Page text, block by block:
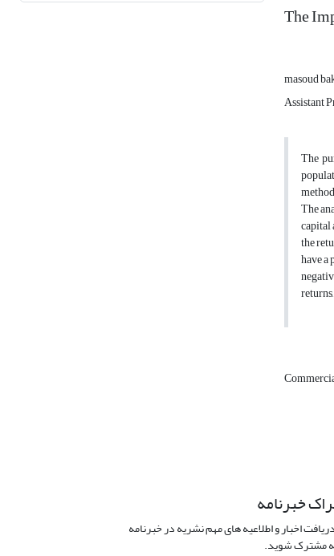
The
masoud
Assistant
The
The
capital
the
have a
خبرنامه
اخبار و اطلاعیه های مهم نشریه در خبرنامه
مشترک شوید.